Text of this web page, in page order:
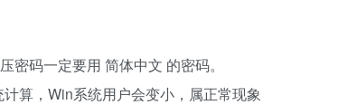
密码一定要用 简体中文 的密码。
算，Win系统用户会变小，属正常现象